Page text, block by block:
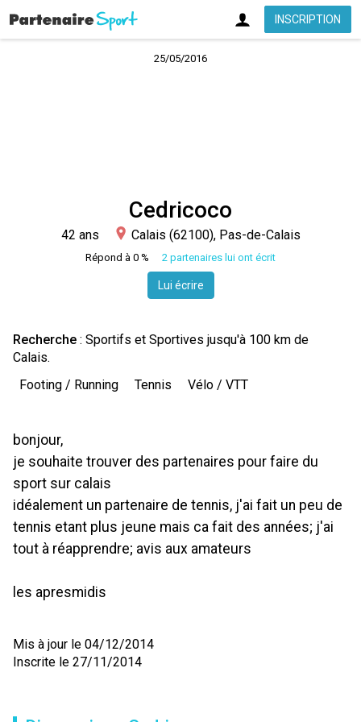
INSCRIPTION
25/05/2016
Cedricoco
42 ans Calais (62100), Pas-de-Calais
Répond à 0 % 2 partenaires lui ont écrit
Lui écrire
Recherche : Sportifs et Sportives jusqu'à 100 km de
Calais.
Footing / Running
Tennis Vélo / VTT
bonjour,
je souhaite trouver des partenaires pour faire du
sport sur calais
idéalement un partenaire de tennis, j'ai fait un peu de
tennis etant plus jeune mais ca fait des années; j'ai
tout à réapprendre; avis aux amateurs
les apresmidis
Mis à jour le 04/12/2014
Inscrite le 27/11/2014